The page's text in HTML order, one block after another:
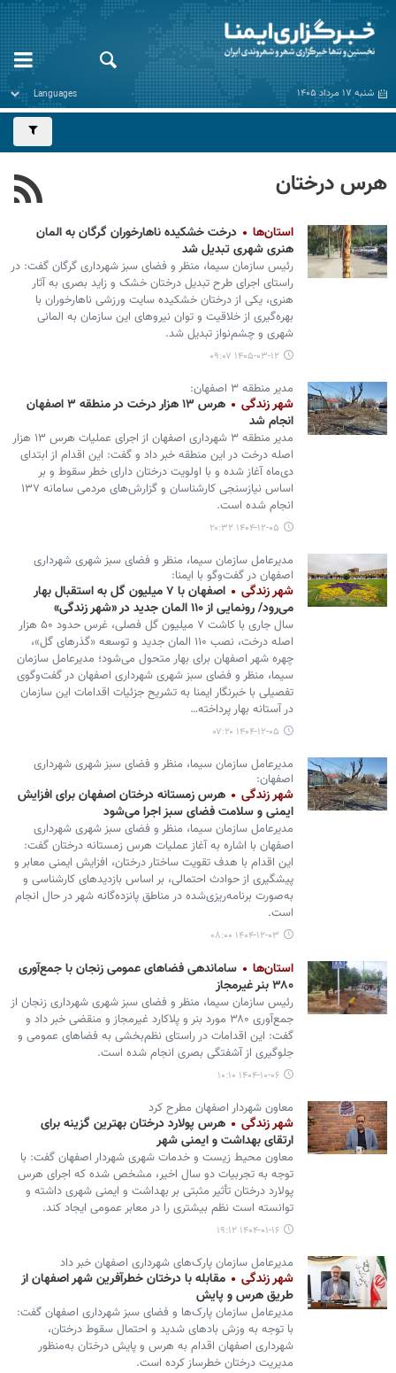
شنبه ۱۷ مرداد ۱۴۰۵
هرس درختان
استان‌ها
درخت خشکیده ناهارخوران گرگان به المان
هنری شهری تبدیل شد
رئیس سازمان سیما، منظر و فضای سبز شهرداری گرگان گفت: در
راستای اجرای طرح تبدیل درختان خشک و زاید بصری به آثار
هنری، یکی از درختان خشکیده سایت ورزشی ناهارخوران با
بهره‌گیری از خلاقیت و توان نیروهای این سازمان به المانی
شهری و چشم‌نواز تبدیل شد.
۱۴۰۵-۰۳-۱۲ ۰۹:۰۷
مدیر منطقه ۳ اصفهان:
شهر زندگی
هرس ۱۳ هزار درخت در منطقه ۳ اصفهان
انجام شد
مدیر منطقه ۳ شهرداری اصفهان از اجرای عملیات هرس ۱۳ هزار
اصله درخت در این منطقه خبر داد و گفت: این اقدام از ابتدای
دی‌ماه آغاز شده و با اولویت درختان دارای خطر سقوط و بر
اساس نیازسنجی کارشناسان و گزارش‌های مردمی سامانه ۱۳۷
انجام شده است.
۱۴۰۴-۱۲-۰۵ ۲۰:۳۲
مدیرعامل سازمان سیما، منظر و فضای سبز شهری شهرداری
اصفهان در گفت‌وگو با ایمنا:
شهر زندگی
اصفهان با ۷ میلیون گل به استقبال بهار
می‌رود/ رونمایی از ۱۱۰ المان جدید در «شهر زندگی»
سال جاری با کاشت ۷ میلیون گل فصلی، غرس حدود ۵۰ هزار
اصله درخت، نصب ۱۱۰ المان جدید و توسعه «گذرهای گل»،
چهره شهر اصفهان برای بهار متحول می‌شود؛ مدیرعامل سازمان
سیما، منظر و فضای سبز شهری شهرداری اصفهان در گفت‌وگوی
تفصیلی با خبرنگار ایمنا به تشریح جزئیات اقدامات این سازمان
در آستانه بهار پرداخته…
۱۴۰۴-۱۲-۰۵ ۰۷:۲۰
مدیرعامل سازمان سیما، منظر و فضای سبز شهری شهرداری
اصفهان:
شهر زندگی
هرس زمستانه درختان اصفهان برای افزایش
ایمنی و سلامت فضای سبز اجرا می‌شود
مدیرعامل سازمان سیما، منظر و فضای سبز شهری شهرداری
اصفهان با اشاره به آغاز عملیات هرس زمستانه درختان گفت:
این اقدام با هدف تقویت ساختار درختان، افزایش ایمنی معابر و
پیشگیری از حوادث احتمالی، بر اساس بازدیدهای کارشناسی و
به‌صورت برنامه‌ریزی‌شده در مناطق پانزده‌گانه شهر در حال انجام
است.
۱۴۰۴-۱۲-۰۳ ۰۸:۰۰
استان‌ها
ساماندهی فضاهای عمومی زنجان با جمع‌آوری
۳۸۰ بنر غیرمجاز
رئیس سازمان سیما، منظر و فضای سبز شهری شهرداری زنجان از
جمع‌آوری ۳۸۰ مورد بنر و پلاکارد غیرمجاز و منقضی خبر داد و
گفت: این اقدامات در راستای نظم‌بخشی به فضاهای عمومی و
جلوگیری از آشفتگی بصری انجام شده است.
۱۴۰۴-۱۰-۰۶ ۱۰:۱۰
معاون شهردار اصفهان مطرح کرد
شهر زندگی
هرس پولارد درختان بهترین گزینه برای
ارتقای بهداشت و ایمنی شهر
معاون محیط زیست و خدمات شهری شهردار اصفهان گفت: با
توجه به تجربیات دو سال اخیر، مشخص شده که اجرای هرس
پولارد درختان تأثیر مثبتی بر بهداشت و ایمنی شهری داشته و
توانسته است نظم بیشتری را در معابر عمومی ایجاد کند.
۱۴۰۴-۰۱-۱۶ ۱۹:۱۲
مدیرعامل سازمان پارک‌های شهرداری اصفهان خبر داد
شهر زندگی
مقابله با درختان خطرآفرین شهر اصفهان از
طریق هرس و پایش
مدیرعامل سازمان پارک‌ها و فضای سبز شهرداری اصفهان گفت:
با توجه به وزش بادهای شدید و احتمال سقوط درختان،
شهرداری اصفهان اقدام به هرس و پایش درختان به‌منظور
مدیریت درختان خطرساز کرده است.